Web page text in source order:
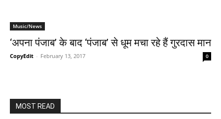
Music/News
‘अपना पंजाब’ के बाद ‘पंजाब’ से धूम मचा रहे हैं गुरदास मान
CopyEdit - February 13, 2017 0
MOST READ